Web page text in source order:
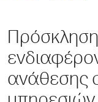
ανάθεσης